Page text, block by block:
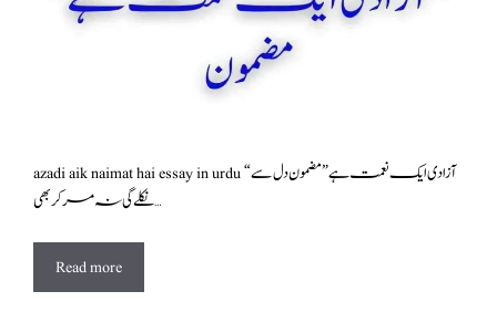
azadi aik naimat hai essay in urdu “آزادی ایک نعمت ہے” مضمون دل سے
نکلے گی نہ مر کر بھی …
Read more